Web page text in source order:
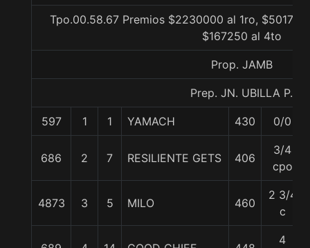
Tpo.00.58.67 Premios $2230000 al 1ro,
$167250 al 4to
Prop. JAMB
Prep. JN. UBILLA P.
597 1 1 YAMACH 430 0/0
686 2 7 RESILIENTE GETS 406
3/4
cpo
4873 3 5 MILO 460
2 3/4
c
4